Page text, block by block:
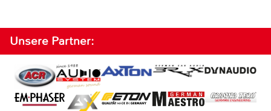
Unsere Partner: